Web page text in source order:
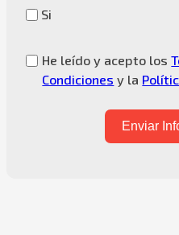
Si
He leído y acepto los
Condiciones y la
Enviar